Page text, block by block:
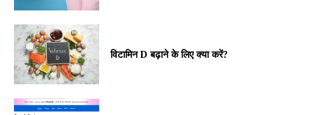
विटामिन D बढ़ाने के लिए क्या करें?